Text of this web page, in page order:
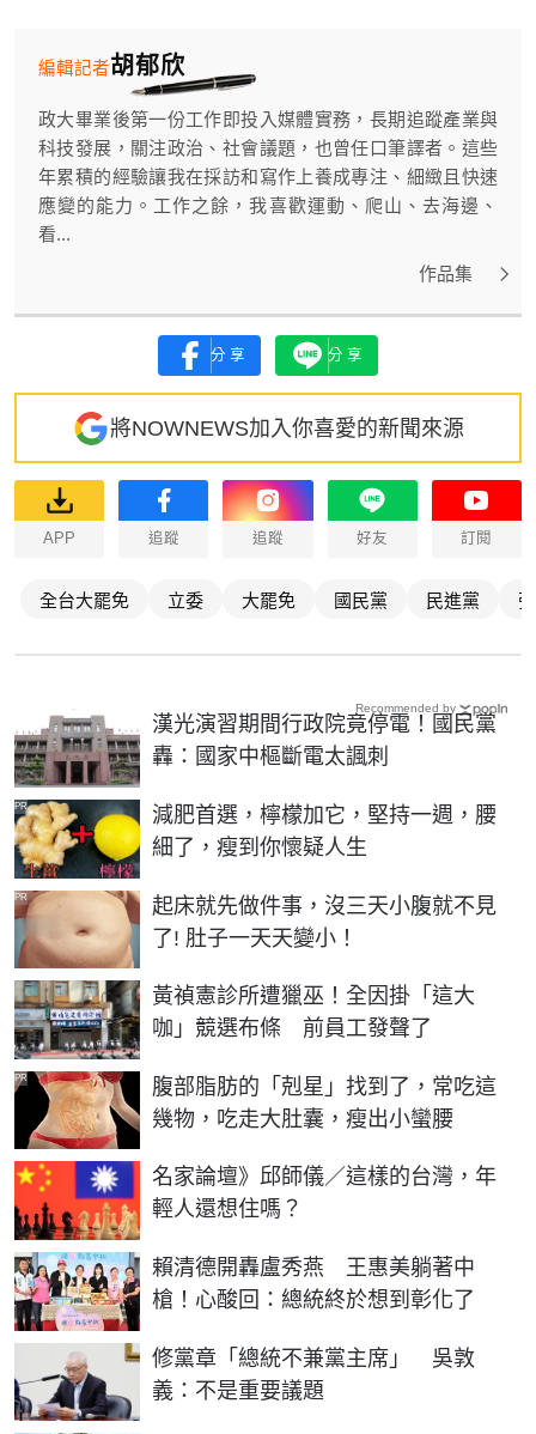
胡郁欣
編輯記者
政大畢業後第一份工作即投入媒體實務，長期追蹤產業與
科技發展，關注政治、社會議題，也曾任口筆譯者。這些
年累積的經驗讓我在採訪和寫作上養成專注、細緻且快速
應變的能力。工作之餘，我喜歡運動、爬山、去海邊、
看...
作品集
分享 分享
將NOWNEWS加入你喜愛的新聞來源
APP 追蹤 追蹤 好友 訂閱
全台大罷免 立委 大罷免 國民黨 民進黨
漢光演習期間行政院竟停電！國民黨
轟：國家中樞斷電太諷刺
減肥首選，檸檬加它，堅持一週，腰
細了，瘦到你懷疑人生
PR
起床就先做件事，沒三天小腹就不見
了! 肚子一天天變小！
PR
黃禎憲診所遭獵巫！全因掛「這大
咖」競選布條 前員工發聲了
腹部脂肪的「剋星」找到了，常吃這
幾物，吃走大肚囊，瘦出小蠻腰
PR
名家論壇》邱師儀／這樣的台灣，年
輕人還想住嗎？
賴清德開轟盧秀燕 王惠美躺著中
槍！心酸回：總統終於想到彰化了
修黨章「總統不兼黨主席」 吳敦
義：不是重要議題
Recommended by